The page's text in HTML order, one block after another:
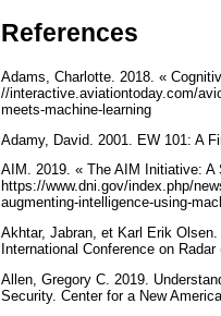
References
Adams, Charlotte. 2018. «
//interactive.aviationtoday.com/
meets-machine-learning
Adamy, David. 2001. EW 101: A
AIM. 2019. « The AIM Initiative: A
https://www.dni.gov/index.php/
augmenting-intelligence-using-
Akhtar, Jabran, et Karl Erik
International Conference on
Allen, Gregory C. 2019.
Security. Center for a New